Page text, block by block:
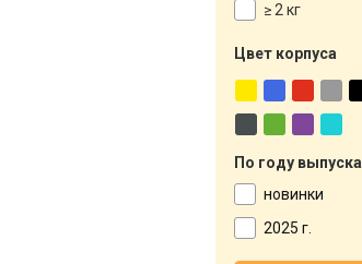
≥ 2 кг
Цвет корпуса
По году выпуска
новинки
2025 г.